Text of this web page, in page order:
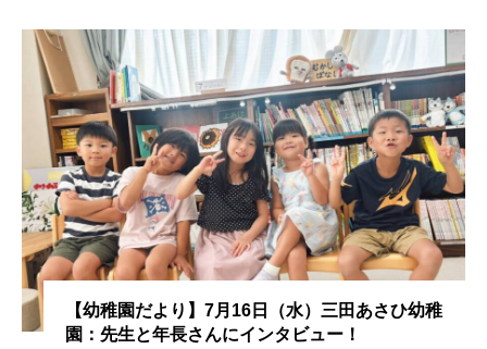
おいしいぱんぱんでんしゃ おいしい絵本
おしえて絵本 おでかけ情報
おばあちゃんと僕の約束 おもいおいも
おーい、応為 お知らせ かしこいエルゼ
かしこいグレーテル かもめ食堂
がんを知り、がんを考える きてみで東北
【幼稚園だより】7月16日（水）三田あさひ幼稚
園：先生と年長さんにインタビュー！